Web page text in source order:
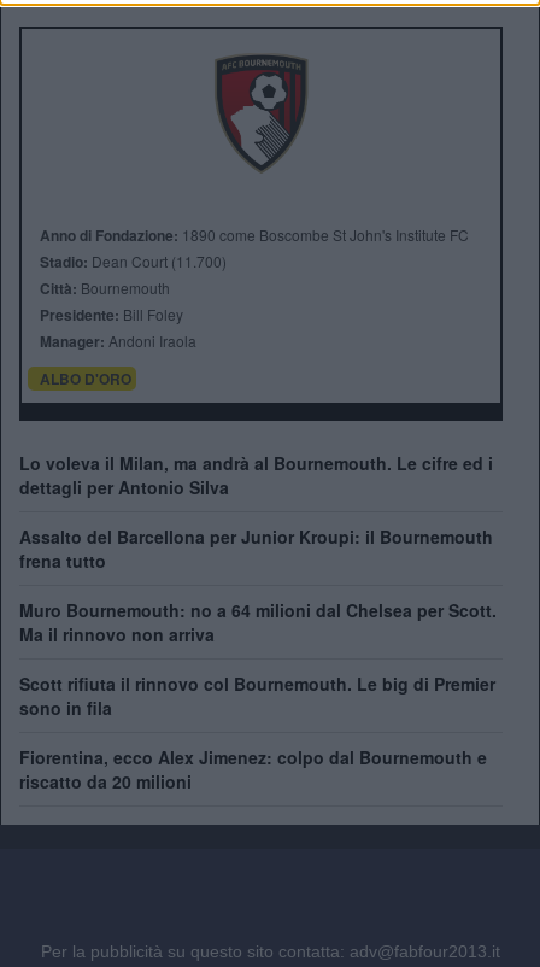
Anno di Fondazione: 1890 come Boscombe St John's Institute FC
Stadio: Dean Court (11.700)
Città: Bournemouth
Presidente: Bill Foley
Manager: Andoni Iraola
ALBO D'ORO
Lo voleva il Milan, ma andrà al Bournemouth. Le cifre ed i
dettagli per Antonio Silva
Assalto del Barcellona per Junior Kroupi: il Bournemouth
frena tutto
Muro Bournemouth: no a 64 milioni dal Chelsea per Scott.
Ma il rinnovo non arriva
Scott rifiuta il rinnovo col Bournemouth. Le big di Premier
sono in fila
Fiorentina, ecco Alex Jimenez: colpo dal Bournemouth e
riscatto da 20 milioni
Per la pubblicità su questo sito contatta: adv@fabfour2013.it